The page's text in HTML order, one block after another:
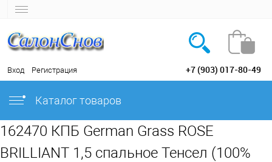
Вход Регистрация +7 (903) 017-80-49
Каталог товаров
162470 КПБ German Grass ROSE
BRILLIANT 1,5 спальное Тенсел (100%